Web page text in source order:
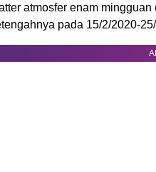
atmosfer enam
pada 15/2/2020-